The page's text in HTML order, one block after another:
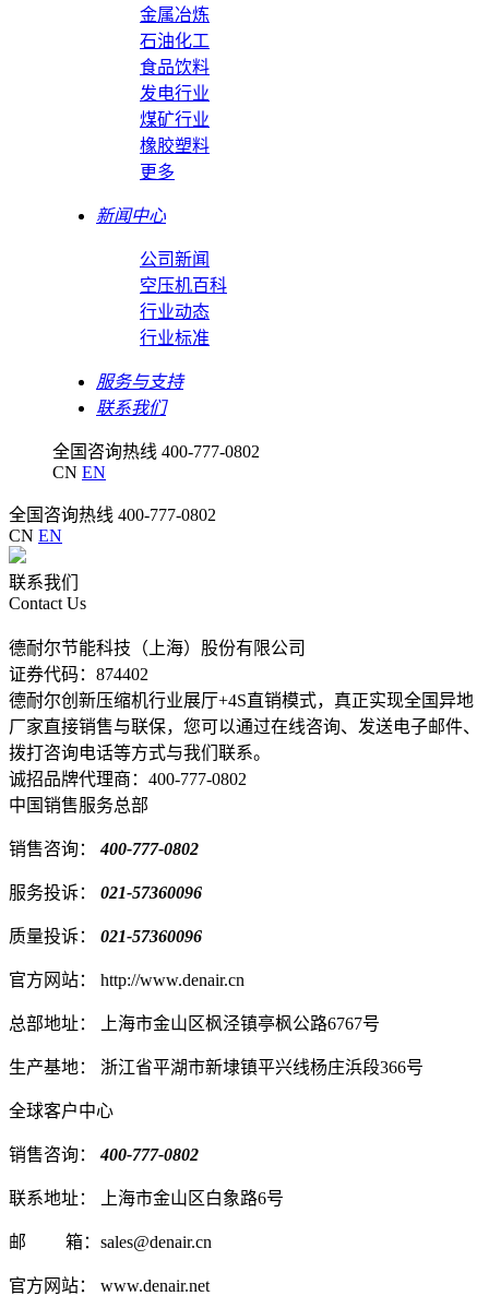
金属冶炼
石油化工
食品饮料
发电行业
煤矿行业
橡胶塑料
更多
新闻中心
公司新闻
空压机百科
行业动态
行业标准
服务与支持
联系我们
全国咨询热线 400-777-0802
CN EN
全国咨询热线 400-777-0802
CN EN
联系我们
Contact Us
德耐尔节能科技（上海）股份有限公司
证券代码：874402
德耐尔创新压缩机行业展厅+4S直销模式，真正实现全国异地
厂家直接销售与联保，您可以通过在线咨询、发送电子邮件、
拨打咨询电话等方式与我们联系。
诚招品牌代理商：400-777-0802
中国销售服务总部
销售咨询： 400-777-0802
服务投诉： 021-57360096
质量投诉： 021-57360096
官方网站： http://www.denair.cn
总部地址： 上海市金山区枫泾镇亭枫公路6767号
生产基地： 浙江省平湖市新埭镇平兴线杨庄浜段366号
全球客户中心
销售咨询： 400-777-0802
联系地址： 上海市金山区白象路6号
邮 箱：sales@denair.cn
官方网站： www.denair.net